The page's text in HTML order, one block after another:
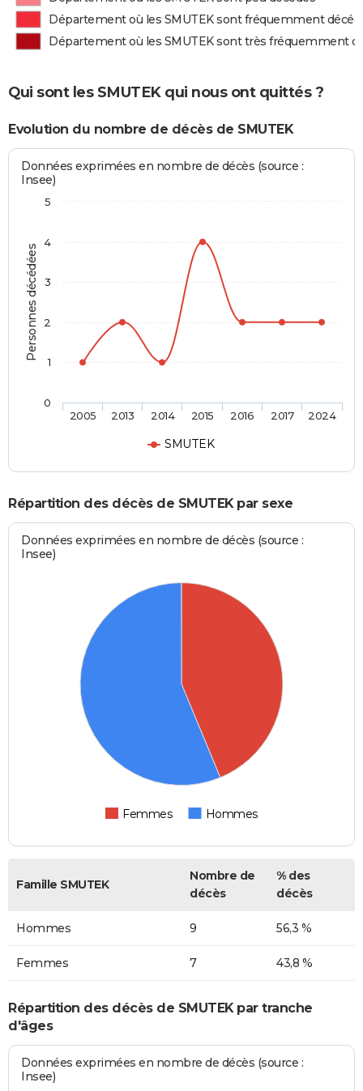
Département où les SMUTEK sont fréquemment
Département où les SMUTEK sont très fréquemment
Qui sont les SMUTEK qui nous ont quittés ?
Evolution du nombre de décès de SMUTEK
Personnes décédées
Données exprimées en nombre de décès (source :
Insee)
SMUTEK
2005 2013 2014 2015 2016 2017 2024
0
1
2
3
4
5
Répartition des décès de SMUTEK par sexe
Données exprimées en nombre de décès (source :
Insee)
Femmes Hommes
Famille SMUTEK
Nombre de
décès
% des
décès
Hommes 9 56,3 %
Femmes 7 43,8 %
Répartition des décès de SMUTEK par tranche
d'âges
Données exprimées en nombre de décès (source :
Insee)